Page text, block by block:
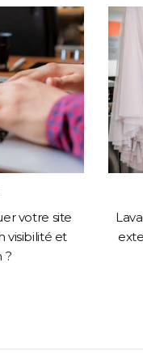
votre site
visibilité et
?